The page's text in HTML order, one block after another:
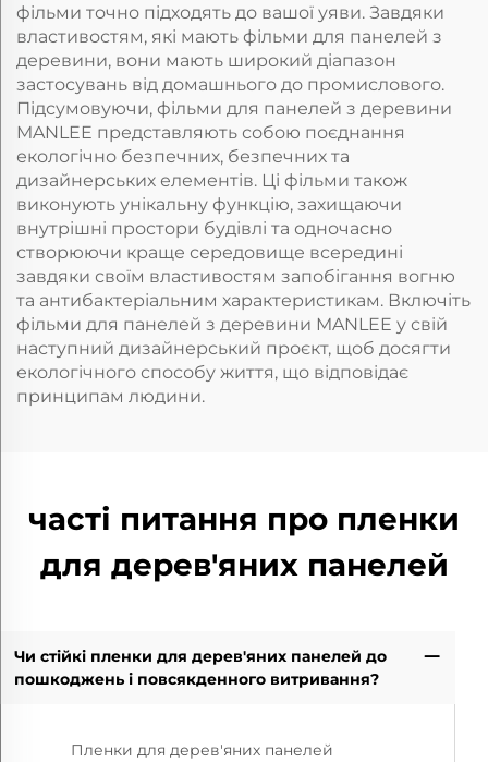
фільми точно підходять до вашої уяви. Завдяки
властивостям, які мають фільми для панелей з
деревини, вони мають широкий діапазон
застосувань від домашнього до промислового.
Підсумовуючи, фільми для панелей з деревини
MANLEE представляють собою поєднання
екологічно безпечних, безпечних та
дизайнерських елементів. Ці фільми також
виконують унікальну функцію, захищаючи
внутрішні простори будівлі та одночасно
створюючи краще середовище всередині
завдяки своїм властивостям запобігання вогню
та антибактеріальним характеристикам. Включіть
фільми для панелей з деревини MANLEE у свій
наступний дизайнерський проєкт, щоб досягти
екологічного способу життя, що відповідає
принципам людини.
часті питання про пленки
для дерев'яних панелей
Чи стійкі пленки для дерев'яних панелей до
пошкоджень і повсякденного витривання?
Пленки для дерев'яних панелей